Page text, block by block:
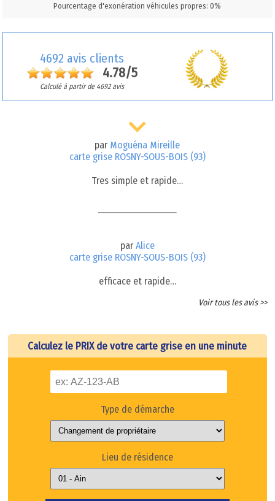
Pourcentage d'exonération véhicules propres: 0%
4692 avis clients
4.78/5
Calculé à partir de 4692 avis
par Moguéna Mireille
carte grise ROSNY-SOUS-BOIS (93)
Tres simple et rapide…
par Alice
carte grise ROSNY-SOUS-BOIS (93)
efficace et rapide…
Voir tous les avis >>
Calculez le PRIX de votre carte grise en une minute
Type de démarche
Lieu de résidence